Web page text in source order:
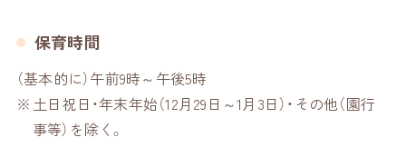
保育時間
（基本的に）午前9時～午後5時
土日祝日・年末年始（12月29日～1月3日）・その他（園行
事等）を除く。